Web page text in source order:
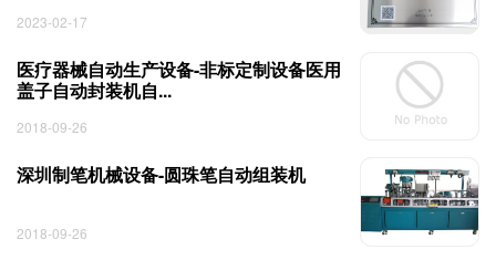
2023-02-17
医疗器械自动生产设备-非标定制设备医用
盖子自动封装机自...
2018-09-26
深圳制笔机械设备-圆珠笔自动组装机
2018-09-26